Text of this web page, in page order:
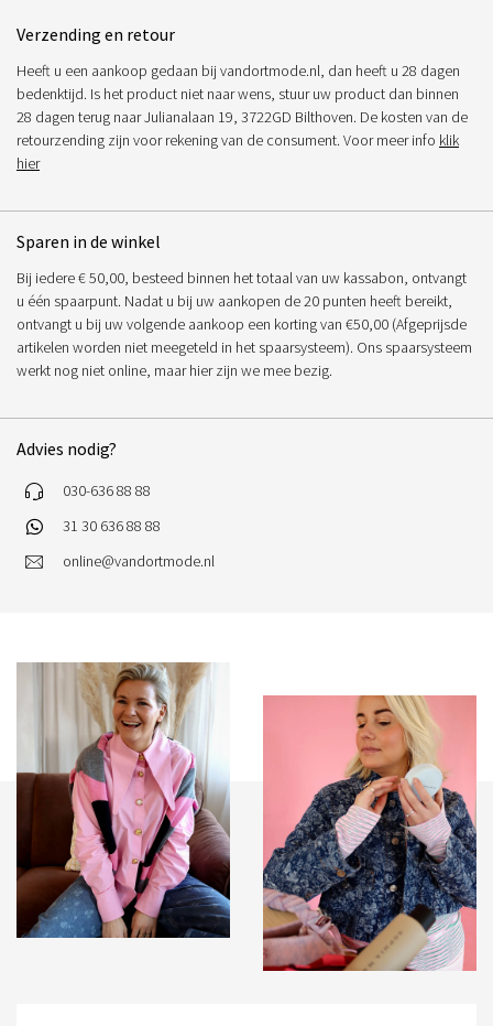
Verzending en retour
Heeft u een aankoop gedaan bij vandortmode.nl, dan heeft u 28 dagen
bedenktijd. Is het product niet naar wens, stuur uw product dan binnen
28 dagen terug naar Julianalaan 19, 3722GD Bilthoven. De kosten van de
retourzending zijn voor rekening van de consument. Voor meer info klik
hier
Sparen in de winkel
Bij iedere € 50,00, besteed binnen het totaal van uw kassabon, ontvangt
u één spaarpunt. Nadat u bij uw aankopen de 20 punten heeft bereikt,
ontvangt u bij uw volgende aankoop een korting van €50,00 (Afgeprijsde
artikelen worden niet meegeteld in het spaarsysteem). Ons spaarsysteem
werkt nog niet online, maar hier zijn we mee bezig.
Advies nodig?
030-636 88 88
31 30 636 88 88
online@vandortmode.nl